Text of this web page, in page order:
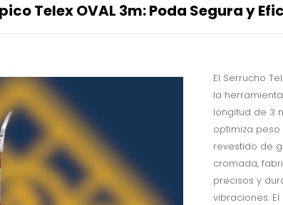
Telex OVAL 3m: Poda Segura y
El Serrucho
la
longitud de 3
optimiza
revestido de
cromada,
precisos y
vibraciones.